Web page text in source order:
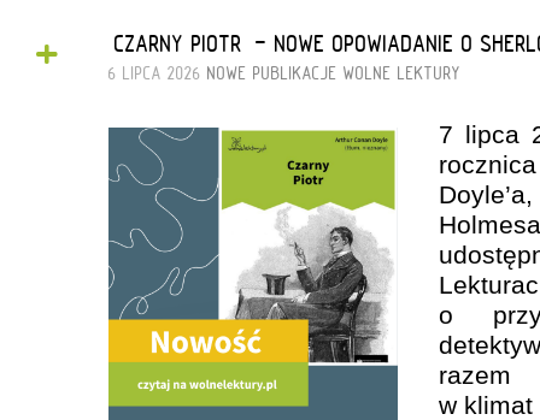
+ „CZARNY PIOTR” - NOWE OPOWIADANIE O
6 LIPCA 2026 NOWE PUBLIKACJE WOLNE LEKTURY
7 lipca
o
razem
w